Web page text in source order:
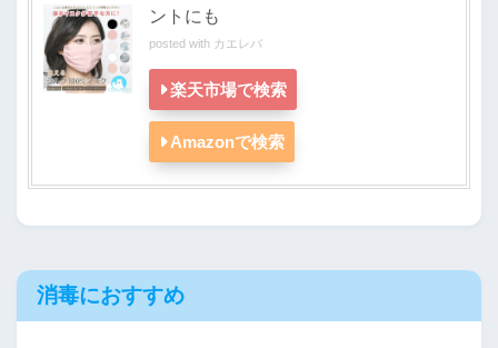
ントにも
posted with カエレバ
楽天市場で検索
Amazonで検索
消毒におすすめ